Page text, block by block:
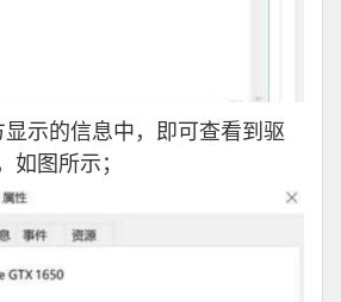
示的信息中，即可查看到驱
图所示；